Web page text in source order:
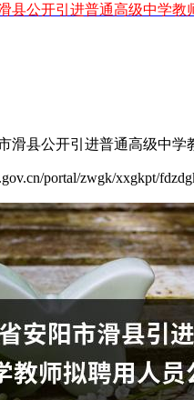
县公开引进普通高级中学教
滑县公开引进普通高级中学
portal/zwgk/xxgkpt/